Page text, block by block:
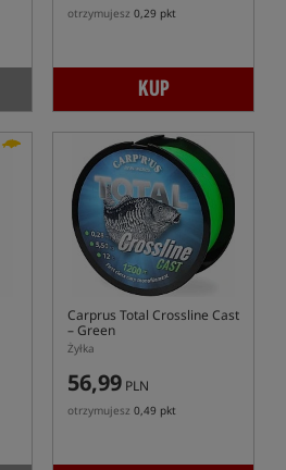
otrzymujesz 0,29 pkt
KUP
Carprus Total Crossline Cast
– Green
Żyłka
56,99 PLN
otrzymujesz 0,49 pkt